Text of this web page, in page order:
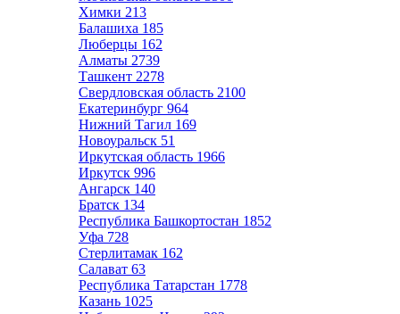
Химки 213
Балашиха 185
Люберцы 162
Алматы 2739
Ташкент 2278
Свердловская область 2100
Екатеринбург 964
Нижний Тагил 169
Новоуральск 51
Иркутская область 1966
Иркутск 996
Ангарск 140
Братск 134
Республика Башкортостан 1852
Уфа 728
Стерлитамак 162
Салават 63
Республика Татарстан 1778
Казань 1025